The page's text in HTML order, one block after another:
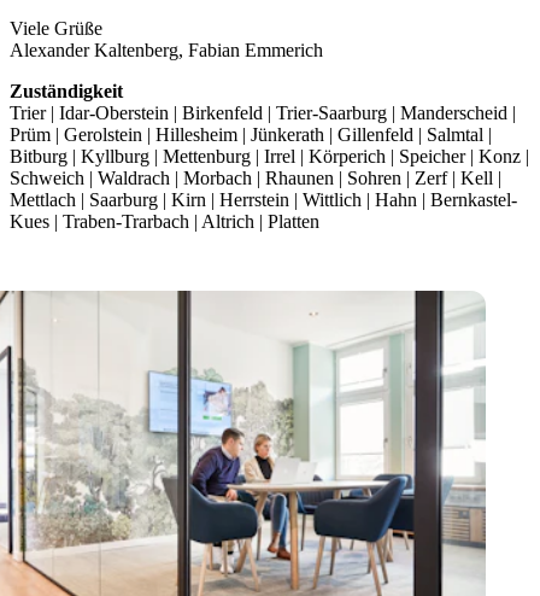
Viele Grüße
Alexander Kaltenberg, Fabian Emmerich
Zuständigkeit
Trier | Idar-Oberstein | Birkenfeld | Trier-Saarburg | Manderscheid |
Prüm | Gerolstein | Hillesheim | Jünkerath | Gillenfeld | Salmtal |
Bitburg | Kyllburg | Mettenburg | Irrel | Körperich | Speicher | Konz |
Schweich | Waldrach | Morbach | Rhaunen | Sohren | Zerf | Kell |
Mettlach | Saarburg | Kirn | Herrstein | Wittlich | Hahn | Bernkastel-
Kues | Traben-Trarbach | Altrich | Platten